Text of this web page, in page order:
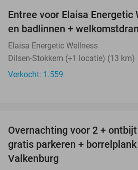
Entree voor Elaisa Energetic
en badlinnen +
Elaisa Energetic Wellness
Dilsen-Stokkem (+1 locatie) (13 km)
Verkocht: 1.559
Overnachting voor 2 +
gratis parkeren +
Valkenburg